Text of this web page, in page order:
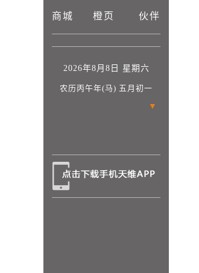
商城 橙页 伙伴
2026年8月8日 星期六
农历丙午年(马) 五月初一
▼